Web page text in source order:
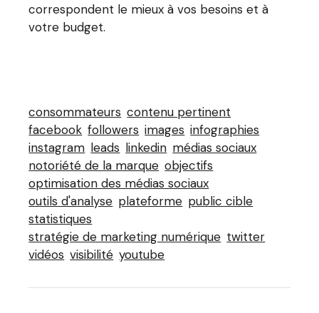
correspondent le mieux à vos besoins et à
votre budget.
consommateurs contenu pertinent
facebook followers images infographies
instagram leads linkedin médias sociaux
notoriété de la marque objectifs
optimisation des médias sociaux
outils d'analyse plateforme public cible
statistiques
stratégie de marketing numérique twitter
vidéos visibilité youtube